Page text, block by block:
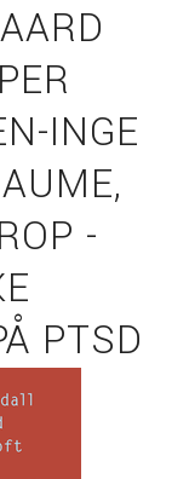
INGE
-
PTSD